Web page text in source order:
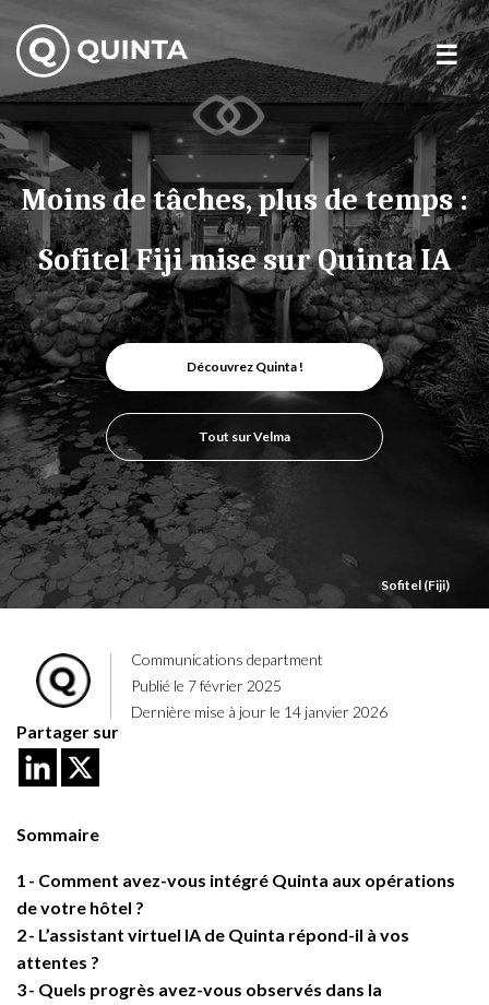
content
Moins de tâches, plus de temps :
Sofitel Fiji mise sur Quinta IA
Découvrez Quinta !
Tout sur Velma
Sofitel (Fiji)
Communications department
Publié le 7 février 2025
Dernière mise à jour le 14 janvier 2026
Partager sur
Sommaire
1
Comment avez-vous intégré Quinta aux opérations
de votre hôtel ?
2
L’assistant virtuel IA de Quinta répond-il à vos
attentes ?
3
Quels progrès avez-vous observés dans la